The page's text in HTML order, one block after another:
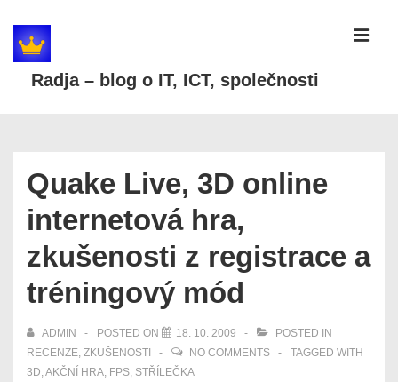
Skip
Radja – blog o IT, ICT, společnosti
Quake Live, 3D online
internetová hra,
zkušenosti z registrace a
tréningový mód
ADMIN POSTED ON 18. 10. 2009
POSTED IN
RECENZE, ZKUŠENOSTI NO COMMENTS
TAGGED WITH
3D,AKČNÍ HRA, FPS, STŘÍLEČKA